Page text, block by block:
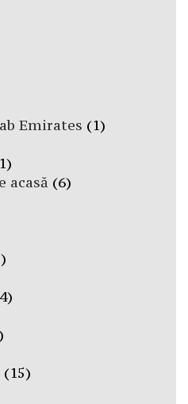
Emirates (1)
acasă (6)
(15)